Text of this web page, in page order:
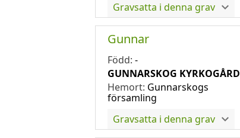
Gravsatta i denna grav
Gunnar
Född: -
GUNNARSKOG KYRKOGÅRD
Hemort: Gunnarskogs
församling
Gravsatta i denna grav